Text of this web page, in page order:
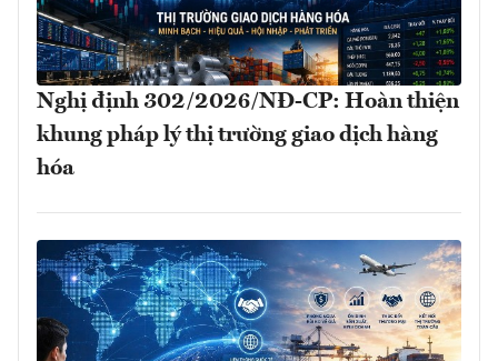
Nghị định 302/2026/NĐ-CP: Hoàn thiện
khung pháp lý thị trường giao dịch hàng
hóa